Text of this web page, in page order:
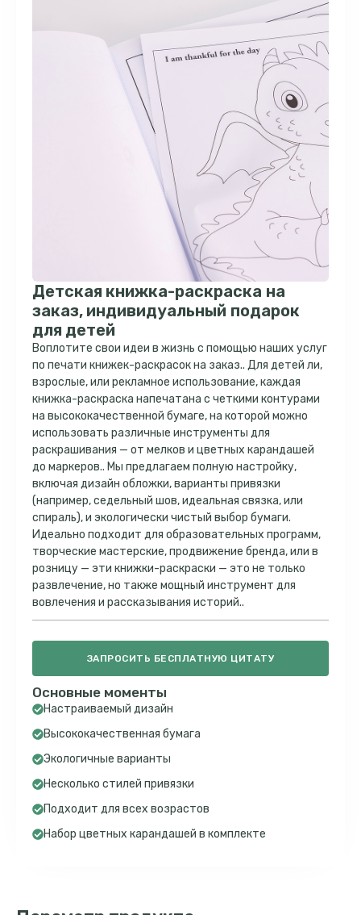
Детская книжка-раскраска на
заказ, индивидуальный подарок
для детей
Воплотите свои идеи в жизнь с помощью наших услуг
по печати книжек-раскрасок на заказ.. Для детей ли,
взрослые, или рекламное использование, каждая
книжка-раскраска напечатана с четкими контурами
на высококачественной бумаге, на которой можно
использовать различные инструменты для
раскрашивания — от мелков и цветных карандашей
до маркеров.. Мы предлагаем полную настройку,
включая дизайн обложки, варианты привязки
(например, седельный шов, идеальная связка, или
спираль), и экологически чистый выбор бумаги.
Идеально подходит для образовательных программ,
творческие мастерские, продвижение бренда, или в
розницу — эти книжки-раскраски — это не только
развлечение, но также мощный инструмент для
вовлечения и рассказывания историй..
ЗАПРОСИТЬ БЕСПЛАТНУЮ ЦИТАТУ
Основные моменты
Настраиваемый дизайн
Высококачественная бумага
Экологичные варианты
Несколько стилей привязки
Подходит для всех возрастов
Набор цветных карандашей в комплекте